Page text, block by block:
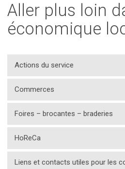
Aller plus loin
économique
Actions du service
Commerces
Foires – brocantes – braderies
HoReCa
Liens et contacts utiles pour les